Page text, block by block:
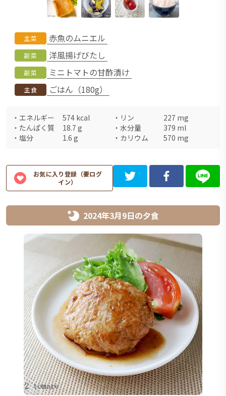
主菜 赤魚のムニエル
副菜 洋風揚げびたし
副菜 ミニトマトの甘酢漬け
主食 ごはん（180g）
・ エネルギー 574 kcal ・ リン 227 mg
・ たんぱく質 18.7 g ・ 水分量 379 ml
・ 塩分 1.6 g ・ カリウム 570 mg
お気に入り登録（要ログ
イン）
2024年3月9日の夕食